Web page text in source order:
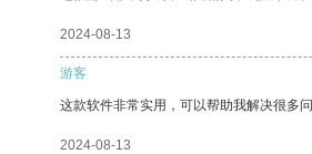
2024-08-13
游客
这款软件非常实用，可以帮助我解决很多问
2024-08-13